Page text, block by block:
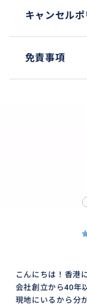
キャンセル
免責事項
こんにちは！香港
会社創立から40年
現地にいるから分